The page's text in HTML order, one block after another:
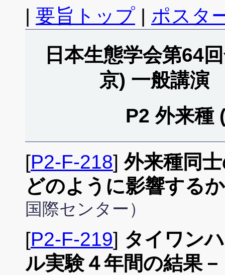
| 要旨トップ | ポスタ
日本生態学会第64
京) 一般講演
P2 外来種
[P2-F-218]外来種同
どのように影響する
国際センター）
[P2-F-219] タイワン
ル実験４年間の結果－